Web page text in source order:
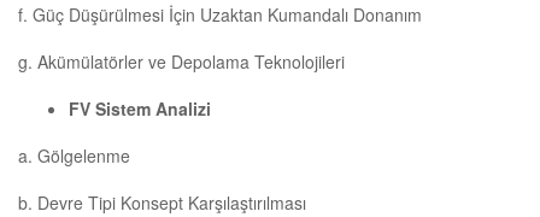
f. Güç Düşürülmesi İçin Uzaktan Kumandalı Donanım
g. Akümülatörler ve Depolama Teknolojileri
FV Sistem Analizi
a. Gölgelenme
b. Devre Tipi Konsept Karşılaştırılması